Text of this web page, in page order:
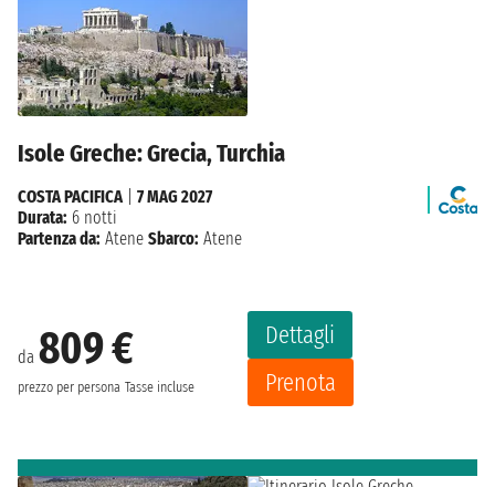
Isole Greche: Grecia, Turchia
da 809 €
prezzo per persona Tasse incluse
Dettagli
Prenota
COSTA PACIFICA| 7 MAG 2027
Durata: 6 notti
Partenza da: Atene Sbarco: Atene